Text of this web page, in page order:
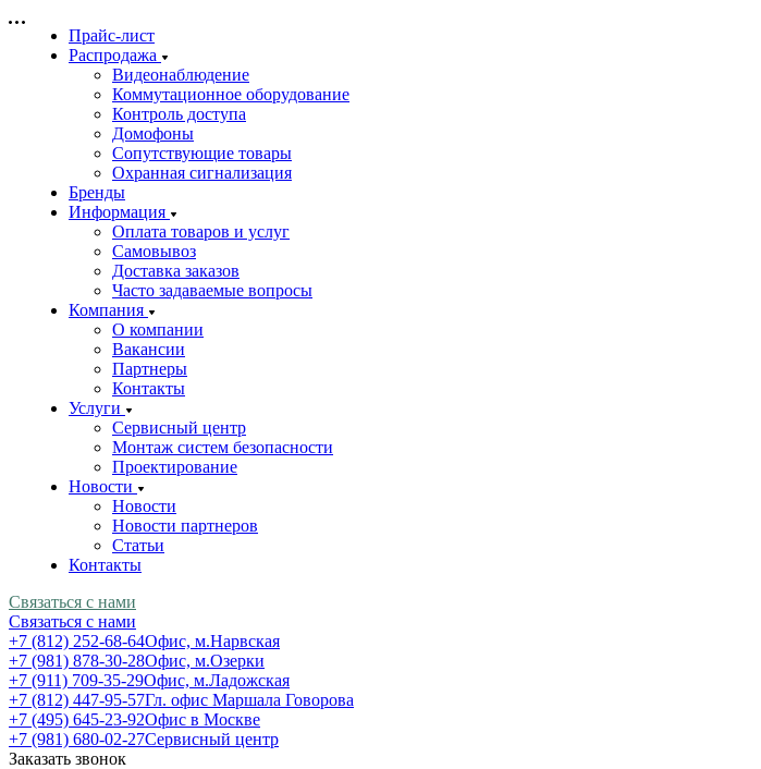
Прайс-лист
Распродажа
Видеонаблюдение
Коммутационное оборудование
Контроль доступа
Домофоны
Сопутствующие товары
Охранная сигнализация
Бренды
Информация
Оплата товаров и услуг
Самовывоз
Доставка заказов
Часто задаваемые вопросы
Компания
О компании
Вакансии
Партнеры
Контакты
Услуги
Сервисный центр
Монтаж систем безопасности
Проектирование
Новости
Новости
Новости партнеров
Статьи
Контакты
Связаться с нами
Связаться с нами
+7 (812) 252-68-64Офис, м.Нарвская
+7 (981) 878-30-28Офис, м.Озерки
+7 (911) 709-35-29Офис, м.Ладожская
+7 (812) 447-95-57Гл. офис Маршала Говорова
+7 (495) 645-23-92Офис в Москве
+7 (981) 680-02-27Сервисный центр
Заказать звонок